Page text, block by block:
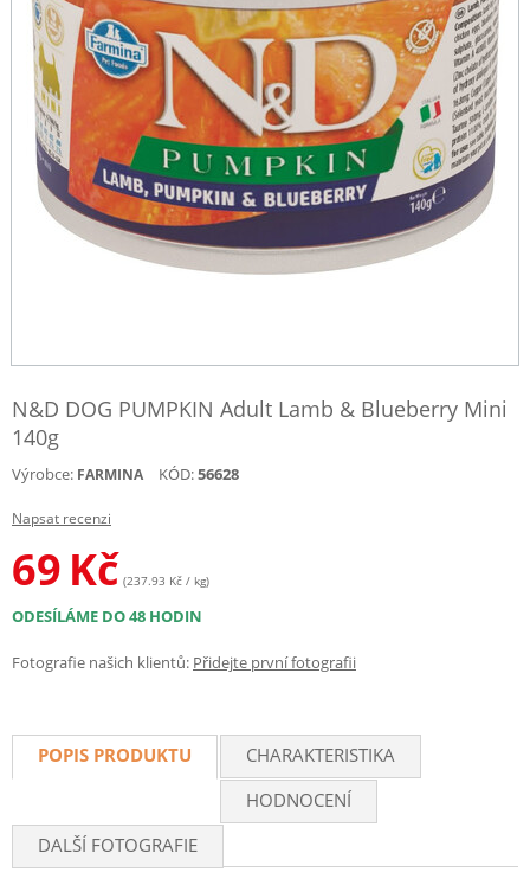
N&D DOG PUMPKIN Adult Lamb & Blueberry Mini
140g
Výrobce: FARMINA KÓD:56628
Napsat recenzi
69 Kč (237.93 Kč / kg)
ODESÍLÁME DO 48 HODIN
Fotografie našich klientů: Přidejte první fotografii
POPIS PRODUKTU
CHARAKTERISTIKA
HODNOCENÍ
DALŠÍ FOTOGRAFIE